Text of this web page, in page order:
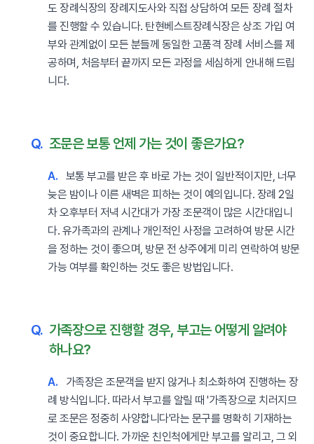
도 장례식장의 장례지도사와 직접 상담하여 모든 장례 절차
를 진행할 수 있습니다. 탄현베스트장례식장은 상조 가입 여
부와 관계없이 모든 분들께 동일한 고품격 장례 서비스를 제
공하며, 처음부터 끝까지 모든 과정을 세심하게 안내해 드립
니다.
Q. 조문은 보통 언제 가는 것이 좋은가요?
A.
보통 부고를 받은 후 바로 가는 것이 일반적이지만, 너무
늦은 밤이나 이른 새벽은 피하는 것이 예의입니다. 장례 2일
차 오후부터 저녁 시간대가 가장 조문객이 많은 시간대입니
다. 유가족과의 관계나 개인적인 사정을 고려하여 방문 시간
을 정하는 것이 좋으며, 방문 전 상주에게 미리 연락하여 방문
가능 여부를 확인하는 것도 좋은 방법입니다.
Q. 가족장으로 진행할 경우, 부고는 어떻게 알려야
하나요?
A.
가족장은 조문객을 받지 않거나 최소화하여 진행하는 장
례 방식입니다. 따라서 부고를 알릴 때 '가족장으로 치러지므
로 조문은 정중히 사양합니다'라는 문구를 명확히 기재하는
것이 중요합니다. 가까운 친인척에게만 부고를 알리고, 그 외